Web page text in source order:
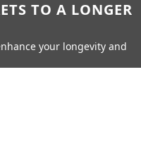
TO A LONGER
your longevity and